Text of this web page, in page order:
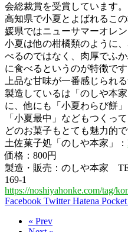
会総裁賞を受賞しています。
高知県で小夏とよばれるこ
媛県ではニューサマーオレ
小夏は他の柑橘類のように
べるのではなく、肉厚でふ
に食べるというのが特徴で
上品な甘味が一番感じられ
製造しているは「のしや本
に、他にも「小夏わらび餅
「小夏最中」などもつくっ
どのお菓子もとても魅力的で
土佐菓子処「のしや本家」：
価格：800円
製造・販売：のしや本家
169-1
https://noshiyahonke.com/tag/
Facebook TwitterHatena Pocket
« Prev